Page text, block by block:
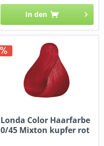
In den
Londa Color Haarfarbe
0/45 Mixton kupfer rot